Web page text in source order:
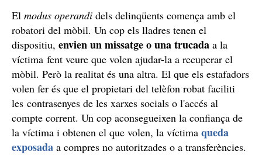
El modus operandi dels delinqüents comença amb el
robatori del mòbil. Un cop els lladres tenen el
dispositiu, envien un missatge o una trucada a la
víctima fent veure que volen ajudar-la a recuperar el
mòbil. Però la realitat és una altra. El que els estafadors
volen fer és que el propietari del telèfon robat faciliti
les contrasenyes de les xarxes socials o l'accés al
compte corrent. Un cop aconsegueixen la confiança de
la víctima i obtenen el que volen, la víctima queda
exposada a compres no autoritzades o a transferències.